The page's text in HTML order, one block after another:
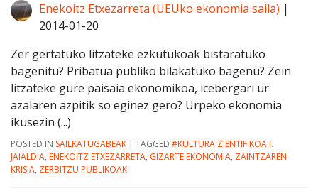
Enekoitz Etxezarreta (UEUko ekonomia saila) |
2014-01-20
Zer gertatuko litzateke ezkutukoak bistaratuko
bagenitu? Pribatua publiko bilakatuko bagenu? Zein
litzateke gure paisaia ekonomikoa, icebergari ur
azalaren azpitik so eginez gero? Urpeko ekonomia
ikusezin (...)
POSTED IN SAILKATUGABEAK | TAGGED #KULTURA ZIENTIFIKOA I.
JAIALDIA, ENEKOITZ ETXEZARRETA, GIZARTE EKONOMIA, ZAINTZAREN
KRISIA, ZERBITZU PUBLIKOAK